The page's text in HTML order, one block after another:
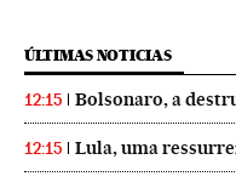
ÚLTIMAS NOTICIAS
12:15 Bolsonaro, a
12:15 Lula, uma